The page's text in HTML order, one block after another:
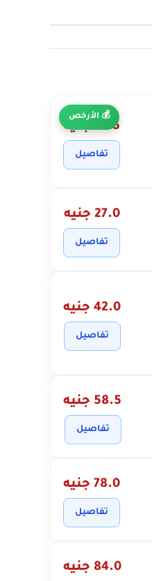
الأرخص
22.5 جنيه
تفاصيل
27.0 جنيه
تفاصيل
42.0 جنيه
تفاصيل
58.5 جنيه
تفاصيل
78.0 جنيه
تفاصيل
84.0 جنيه